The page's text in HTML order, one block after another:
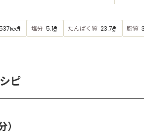
kcal 塩分 5.1g たんぱく質 23.7g 脂質
ピ